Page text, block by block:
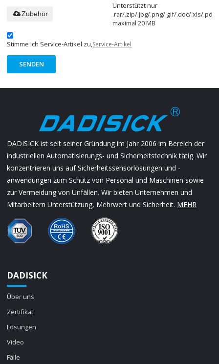
Unterstützt nur
.rar/.zip/.jpg/.png/.gif/.doc/.xls/.pdf,
maximal 20 MB
Zubehör
Stimme ich Service-Artikel zu,Service-Artikel
SENDEN
DADISICK ist seit seiner Gründung im Jahr 2006 im Bereich der
industriellen Automatisierungs- und Sicherheitstechnik tätig. Wir
konzentrieren uns auf Sicherheitssensorlösungen und -
anwendungen zum Schutz von Personal und Maschinen sowie
zur Vermeidung von Unfällen. Wir bieten Unternehmen und
Mitarbeitern Unterstützung, Mehrwert und Sicherheit. MEHR
DADISICK
Über uns
Zertifikat
Lösungen
Video
Fälle